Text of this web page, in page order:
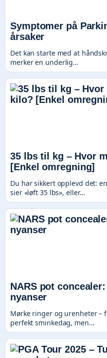
Symptomer på
årsaker
Det kan starte med at
merker en underlig…
35 lbs til kg – Hvor
[Enkel omregning]
Du har sikkert opplevd det:
sier «løft 35 lbs», eller…
NARS pot
nyanser
Mørke ringer og urenheter –
perfekt sminkedag, men…